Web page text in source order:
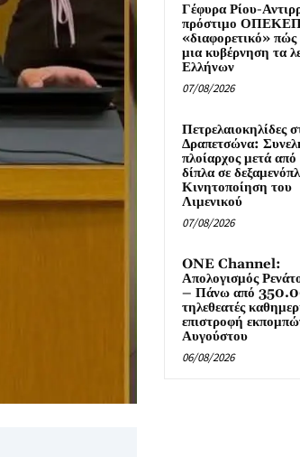
Γέφυρα Ρίου-
πρόστιμο
«διαφορετικό» πώς
μια κυβέρνηση τα
Ελλήνων
07/08/2026
Πετρελαιοκηλίδες
Δραπετσώνα:
πλοίαρχος μετά
δίπλα σε
Κινητοποίηση του
Λιμενικού
07/08/2026
ONE Channel:
Απολογισμός
– Πάνω από
τηλεθεατές
επιστροφή
Αυγούστου
06/08/2026